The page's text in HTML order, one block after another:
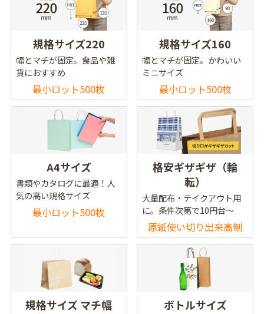
規格サイズ220
幅とマチが固定。食品や雑
貨におすすめ
最小ロット500枚
規格サイズ160
幅とマチが固定。かわいい
ミニサイズ
最小ロット500枚
A4サイズ
書類やカタログに最適！人
気の高い規格サイズ
最小ロット500枚
格安ギザギザ（輪
転）
大量配布・テイクアウト用
に。条件次第で10円台～
原紙使い切り出来高制
規格サイズ マチ幅
ボトルサイズ